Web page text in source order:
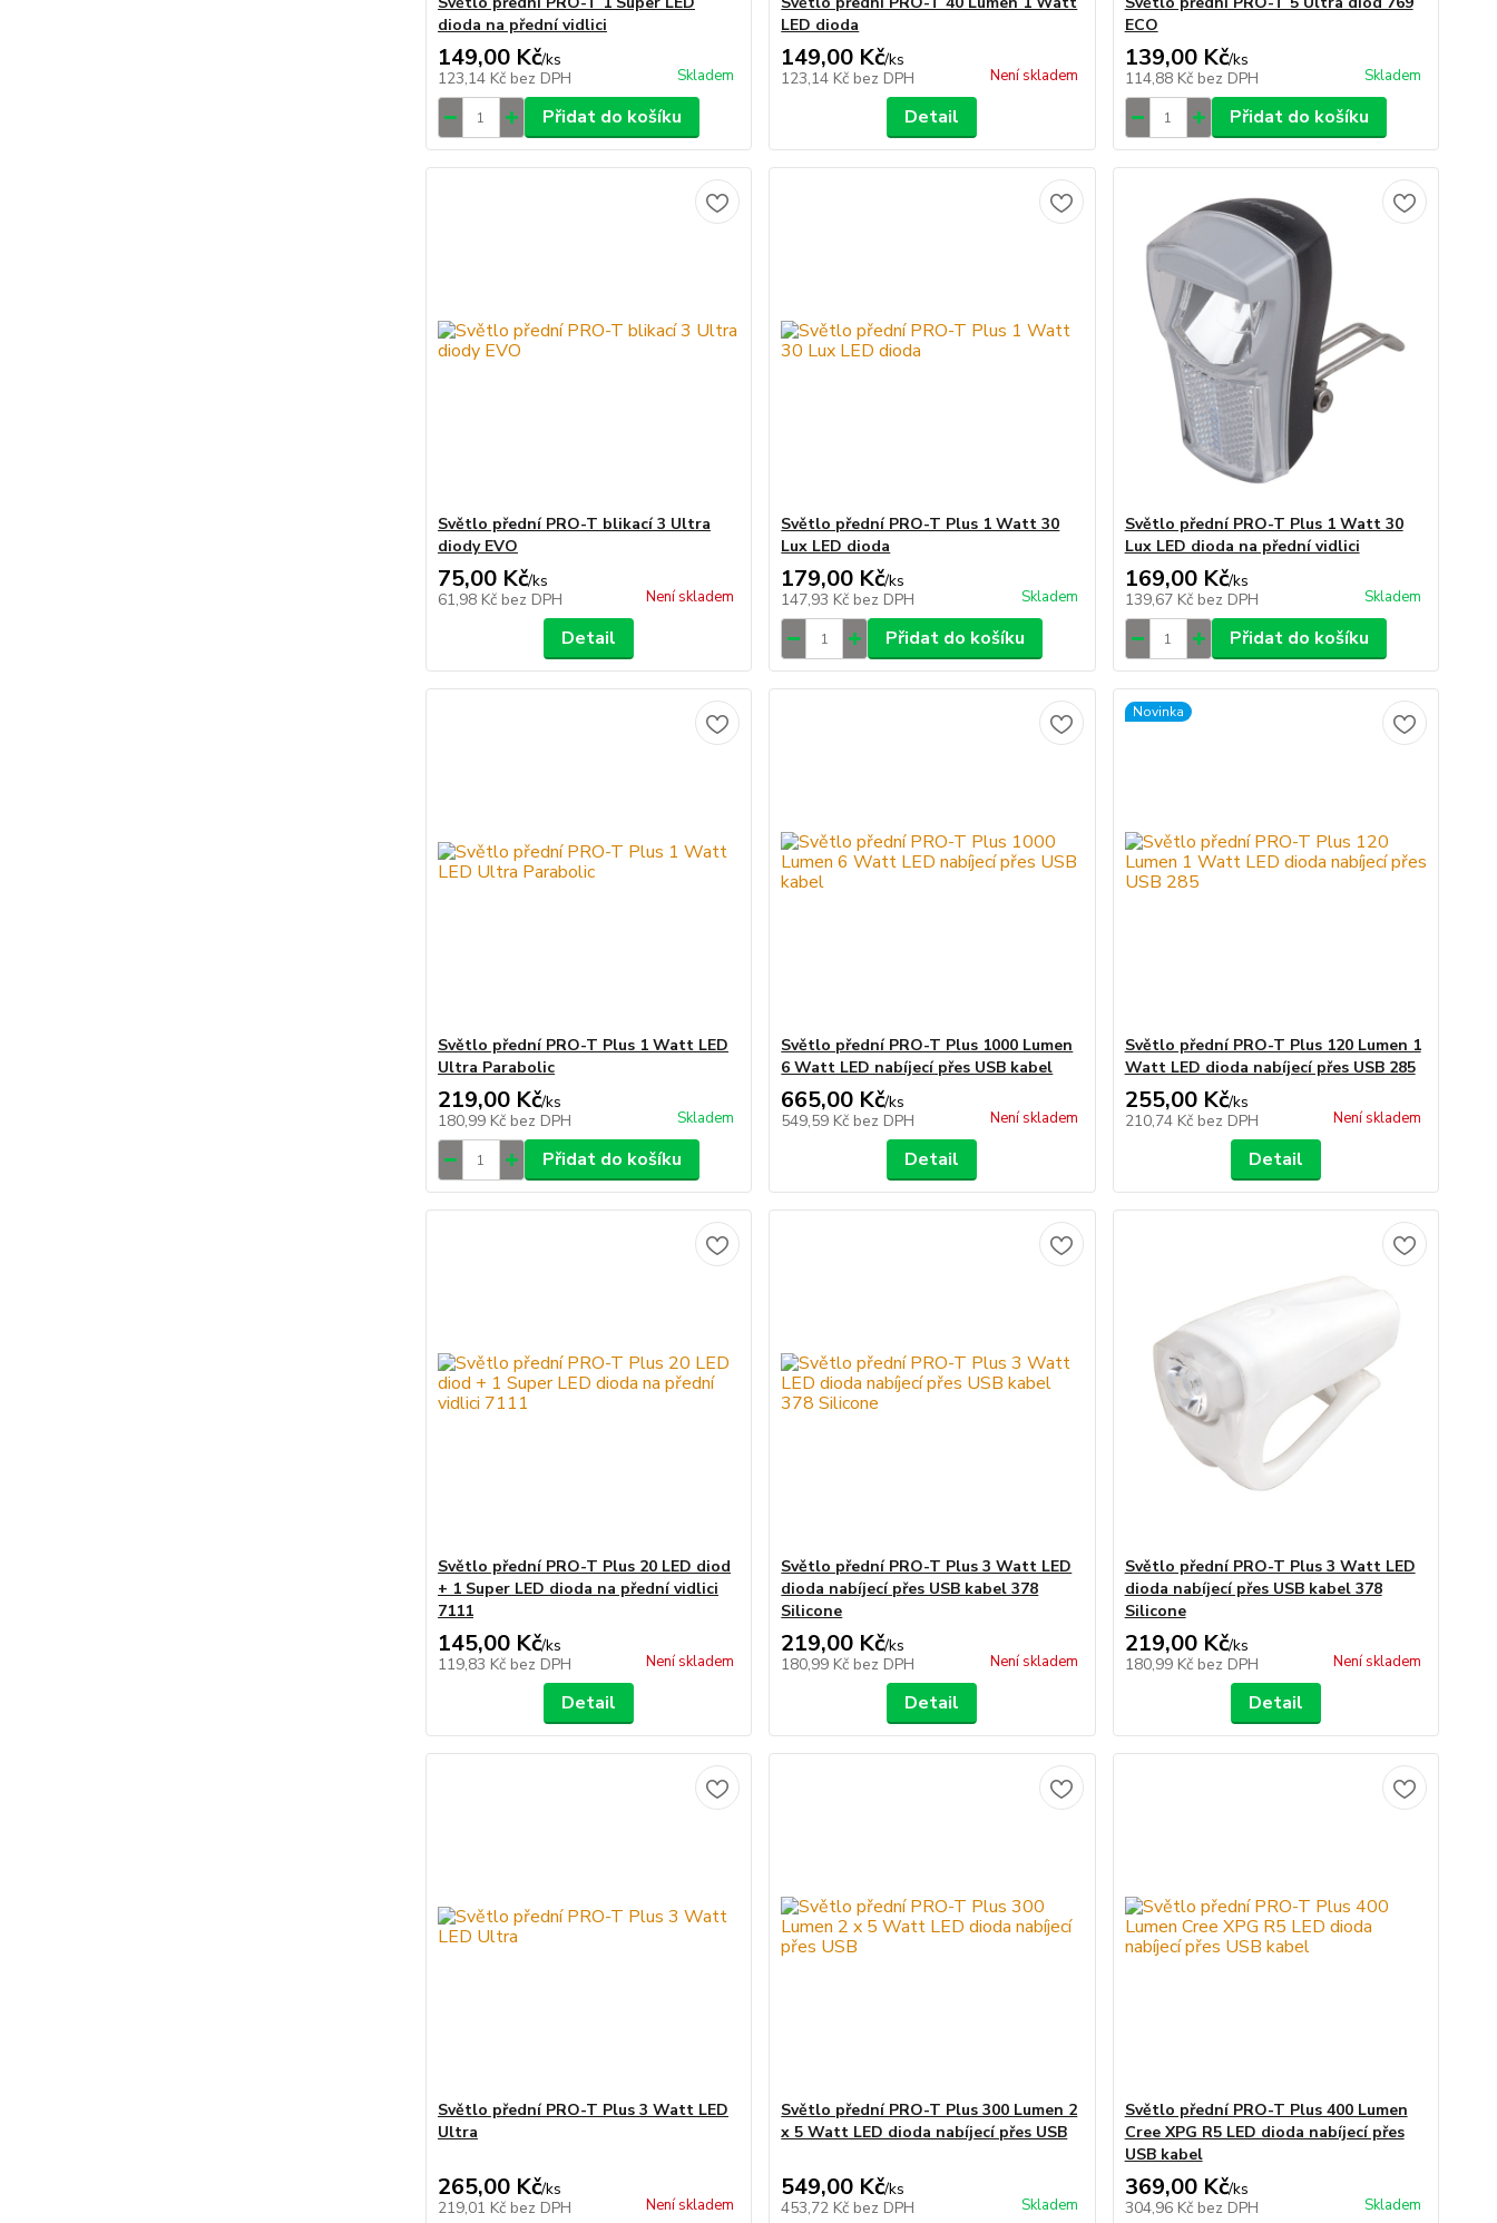
dioda na přední vidlici
149,00 Kč/ks
123,14 Kč bez DPH Skladem
Přidat do košíku
LED dioda
149,00 Kč/ks
123,14 Kč bez DPH Není skladem
Detail
ECO
139,00 Kč/ks
114,88 Kč bez DPH Skladem
Přidat do košíku
Světlo přední PRO-T blikací 3 Ultra
diody EVO
75,00 Kč/ks
61,98 Kč bez DPH Není skladem
Detail
Světlo přední PRO-T Plus 1 Watt 30
Lux LED dioda
179,00 Kč/ks
147,93 Kč bez DPH Skladem
Přidat do košíku
Světlo přední PRO-T Plus 1 Watt 30
Lux LED dioda na přední vidlici
169,00 Kč/ks
139,67 Kč bez DPH Skladem
Přidat do košíku
Světlo přední PRO-T Plus 1 Watt LED
Ultra Parabolic
219,00 Kč/ks
180,99 Kč bez DPH Skladem
Přidat do košíku
Světlo přední PRO-T Plus 1000 Lumen
6 Watt LED nabíjecí přes USB kabel
665,00 Kč/ks
549,59 Kč bez DPH Není skladem
Detail
Novinka
Světlo přední PRO-T Plus 120 Lumen 1
Watt LED dioda nabíjecí přes USB 285
255,00 Kč/ks
210,74 Kč bez DPH Není skladem
Detail
Světlo přední PRO-T Plus 20 LED diod
+ 1 Super LED dioda na přední vidlici
7111
145,00 Kč/ks
119,83 Kč bez DPH Není skladem
Detail
Světlo přední PRO-T Plus 3 Watt LED
dioda nabíjecí přes USB kabel 378
Silicone
219,00 Kč/ks
180,99 Kč bez DPH Není skladem
Detail
Světlo přední PRO-T Plus 3 Watt LED
dioda nabíjecí přes USB kabel 378
Silicone
219,00 Kč/ks
180,99 Kč bez DPH Není skladem
Detail
Světlo přední PRO-T Plus 3 Watt LED
Ultra
265,00 Kč/ks
219,01 Kč bez DPH Není skladem
Světlo přední PRO-T Plus 300 Lumen 2
x 5 Watt LED dioda nabíjecí přes USB
549,00 Kč/ks
453,72 Kč bez DPH Skladem
Světlo přední PRO-T Plus 400 Lumen
Cree XPG R5 LED dioda nabíjecí přes
USB kabel
369,00 Kč/ks
304,96 Kč bez DPH Skladem